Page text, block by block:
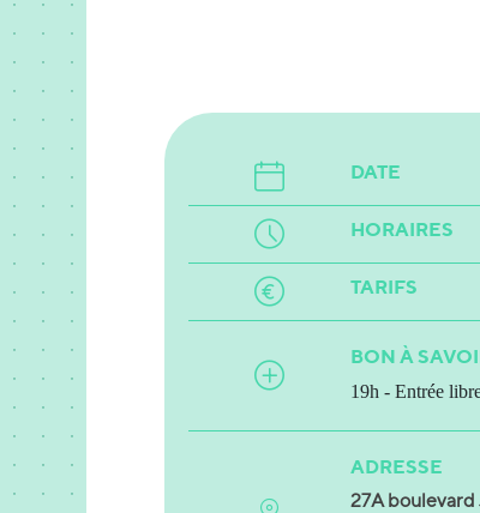
DATE
HORAIRES
TARIFS
BON À
19h - Entrée
ADRESSE
27A boulevard